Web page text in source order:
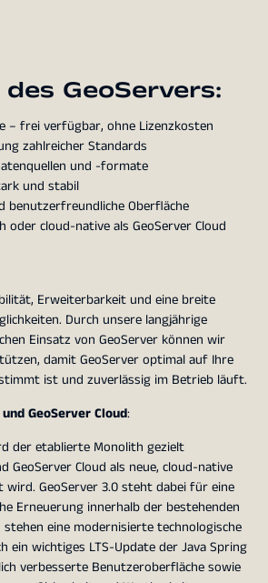
GeoServers:
– frei verfügbar, ohne Lizenzkosten
zahlreicher Standards
und -formate
und stabil
benutzerfreundliche Oberfläche
oder cloud-native als GeoServer Cloud
Erweiterbarkeit und eine breite
Durch unsere langjährige
Einsatz von GeoServer können wir
damit GeoServer optimal auf Ihre
ist und zuverlässig im Betrieb läuft.
GeoServer Cloud:
der etablierte Monolith gezielt
GeoServer Cloud als neue, cloud-native
wird. GeoServer 3.0 steht dabei für eine
Erneuerung innerhalb der bestehenden
eine modernisierte technologische
ein wichtiges LTS-Update der Java Spring
verbesserte Benutzeroberfläche sowie